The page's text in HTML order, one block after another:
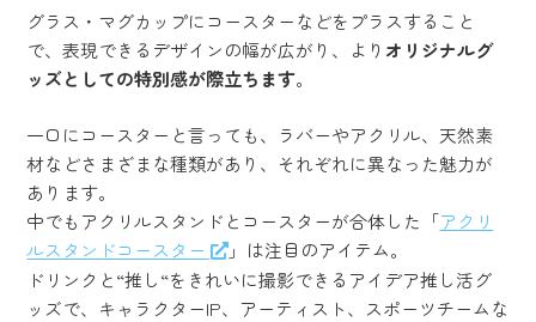
グラス・マグカップにコースターなどをプラスすること
で、表現できるデザインの幅が広がり、より オリジナルグ
ッズとしての特別感が際立ちます。
一口にコースターと言っても、ラバーやアクリル、天然素
材などさまざまな種類があり、それぞれに異なった魅力が
あります。
中でもアクリルスタンドとコースターが合体した「アクリ
ルスタンドコースター
」は注目のアイテム。
ドリンクと“推し“をきれいに撮影できるアイデア推し活グ
ッズで、キャラクターIP、アーティスト、スポーツチームな